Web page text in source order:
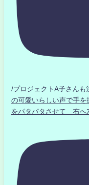
/プロジェクトA子さん
の可愛いらしい声で手
をパタパタさせて 右へ